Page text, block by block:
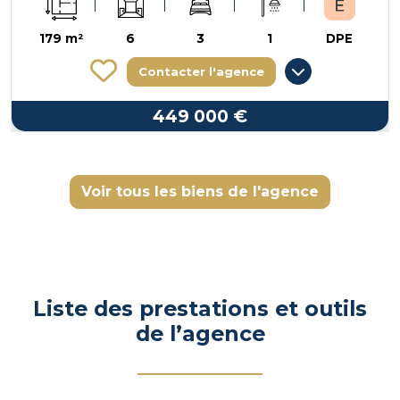
179 m² 6 3 1 DPE
Contacter l'agence
449 000 €
Voir tous les biens de l'agence
Liste des prestations et outils
de l’agence